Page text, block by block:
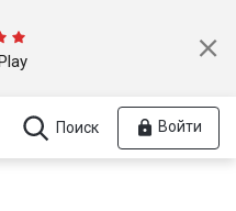
Поиск Войти